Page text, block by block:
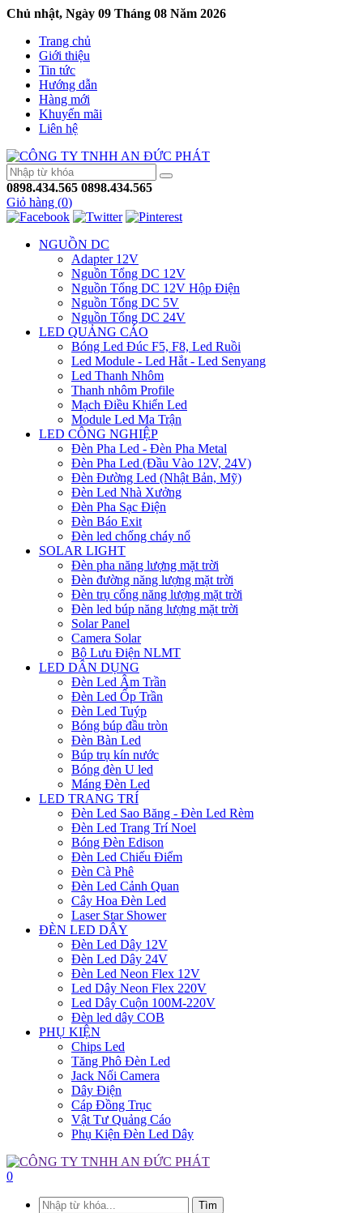
Chủ nhật, Ngày 09 Tháng 08 Năm 2026
Trang chủ
Giới thiệu
Tin tức
Hướng dẫn
Hàng mới
Khuyến mãi
Liên hệ
0898.434.565 0898.434.565
Giỏ hàng (0)
NGUỒN DC
Adapter 12V
Nguồn Tổng DC 12V
Nguồn Tổng DC 12V Hộp Điện
Nguồn Tổng DC 5V
Nguồn Tổng DC 24V
LED QUẢNG CÁO
Bóng Led Đúc F5, F8, Led Ruồi
Led Module - Led Hắt - Led Senyang
Led Thanh Nhôm
Thanh nhôm Profile
Mạch Điều Khiển Led
Module Led Ma Trận
LED CÔNG NGHIỆP
Đèn Pha Led - Đèn Pha Metal
Đèn Pha Led (Đầu Vào 12V, 24V)
Đèn Đường Led (Nhật Bản, Mỹ)
Đèn Led Nhà Xưởng
Đèn Pha Sạc Điện
Đèn Báo Exit
Đèn led chống cháy nổ
SOLAR LIGHT
Đèn pha năng lượng mặt trời
Đèn đường năng lượng mặt trời
Đèn trụ cổng năng lượng mặt trời
Đèn led búp năng lượng mặt trời
Solar Panel
Camera Solar
Bộ Lưu Điện NLMT
LED DÂN DỤNG
Đèn Led Âm Trần
Đèn Led Ốp Trần
Đèn Led Tuýp
Bóng búp đầu tròn
Đèn Bàn Led
Búp trụ kín nước
Bóng đèn U led
Máng Đèn Led
LED TRANG TRÍ
Đèn Led Sao Băng - Đèn Led Rèm
Đèn Led Trang Trí Noel
Bóng Đèn Edison
Đèn Led Chiếu Điểm
Đèn Cà Phê
Đèn Led Cảnh Quan
Cây Hoa Đèn Led
Laser Star Shower
ĐÈN LED DÂY
Đèn Led Dây 12V
Đèn Led Dây 24V
Đèn Led Neon Flex 12V
Led Dây Neon Flex 220V
Led Dây Cuộn 100M-220V
Đèn led dây COB
PHỤ KIỆN
Chips Led
Tăng Phô Đèn Led
Jack Nối Camera
Dây Điện
Cáp Đồng Trục
Vật Tư Quảng Cáo
Phụ Kiện Đèn Led Dây
0
Tìm